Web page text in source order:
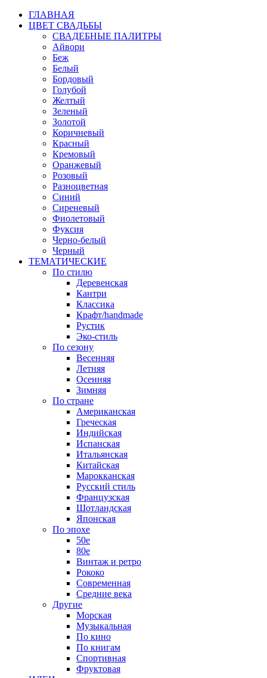
ГЛАВНАЯ
ЦВЕТ СВАДЬБЫ
СВАДЕБНЫЕ ПАЛИТРЫ
Айвори
Беж
Белый
Бордовый
Голубой
Желтый
Зеленый
Золотой
Коричневый
Красный
Кремовый
Оранжевый
Розовый
Разноцветная
Синий
Сиреневый
Фиолетовый
Фуксия
Черно-белый
Черный
ТЕМАТИЧЕСКИЕ
По стилю
Деревенская
Кантри
Классика
Крафт/handmade
Рустик
Эко-стиль
По сезону
Весенняя
Летняя
Осенняя
Зимняя
По стране
Американская
Греческая
Индийская
Испанская
Итальянская
Китайская
Марокканская
Русский стиль
Французская
Шотландская
Японская
По эпохе
50е
80е
Винтаж и ретро
Рококо
Современная
Средние века
Другие
Морская
Музыкальная
По кино
По книгам
Спортивная
Фруктовая